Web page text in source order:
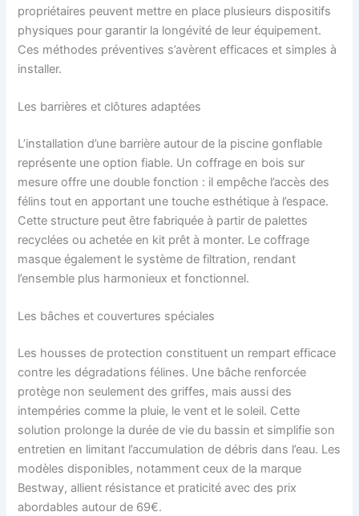
propriétaires peuvent mettre en place plusieurs dispositifs
physiques pour garantir la longévité de leur équipement.
Ces méthodes préventives s’avèrent efficaces et simples à
installer.
Les barrières et clôtures adaptées
L’installation d’une barrière autour de la piscine gonflable
représente une option fiable. Un coffrage en bois sur
mesure offre une double fonction : il empêche l’accès des
félins tout en apportant une touche esthétique à l’espace.
Cette structure peut être fabriquée à partir de palettes
recyclées ou achetée en kit prêt à monter. Le coffrage
masque également le système de filtration, rendant
l’ensemble plus harmonieux et fonctionnel.
Les bâches et couvertures spéciales
Les housses de protection constituent un rempart efficace
contre les dégradations félines. Une bâche renforcée
protège non seulement des griffes, mais aussi des
intempéries comme la pluie, le vent et le soleil. Cette
solution prolonge la durée de vie du bassin et simplifie son
entretien en limitant l’accumulation de débris dans l’eau. Les
modèles disponibles, notamment ceux de la marque
Bestway, allient résistance et praticité avec des prix
abordables autour de 69€.